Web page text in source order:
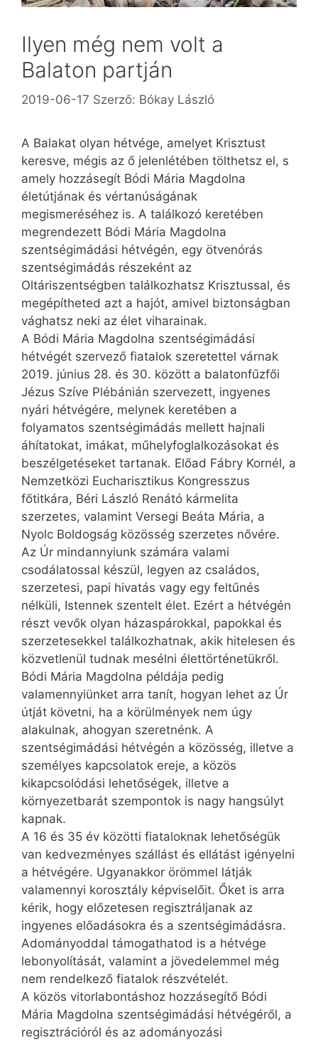
Ilyen még nem volt a
Balaton partján
2019-06-17 Szerző: Bókay László
A Balakat olyan hétvége, amelyet Krisztust
keresve, mégis az ő jelenlétében tölthetsz el, s
amely hozzásegít Bódi Mária Magdolna
életútjának és vértanúságának
megismeréséhez is. A találkozó keretében
megrendezett Bódi Mária Magdolna
szentségimádási hétvégén, egy ötvenórás
szentségimádás részeként az
Oltáriszentségben találkozhatsz Krisztussal, és
megépítheted azt a hajót, amivel biztonságban
vághatsz neki az élet viharainak.
A Bódi Mária Magdolna szentségimádási
hétvégét szervező fiatalok szeretettel várnak
2019. június 28. és 30. között a balatonfűzfői
Jézus Szíve Plébánián szervezett, ingyenes
nyári hétvégére, melynek keretében a
folyamatos szentségimádás mellett hajnali
áhítatokat, imákat, műhelyfoglalkozásokat és
beszélgetéseket tartanak. Előad Fábry Kornél, a
Nemzetközi Eucharisztikus Kongresszus
főtitkára, Béri László Renátó kármelita
szerzetes, valamint Versegi Beáta Mária, a
Nyolc Boldogság közösség szerzetes nővére.
Az Úr mindannyiunk számára valami
csodálatossal készül, legyen az családos,
szerzetesi, papi hivatás vagy egy feltűnés
nélküli, Istennek szentelt élet. Ezért a hétvégén
részt vevők olyan házaspárokkal, papokkal és
szerzetesekkel találkozhatnak, akik hitelesen és
közvetlenül tudnak mesélni élettörténetükről.
Bódi Mária Magdolna példája pedig
valamennyiünket arra tanít, hogyan lehet az Úr
útját követni, ha a körülmények nem úgy
alakulnak, ahogyan szeretnénk. A
szentségimádási hétvégén a közösség, illetve a
személyes kapcsolatok ereje, a közös
kikapcsolódási lehetőségek, illetve a
környezetbarát szempontok is nagy hangsúlyt
kapnak.
A 16 és 35 év közötti fiataloknak lehetőségük
van kedvezményes szállást és ellátást igényelni
a hétvégére. Ugyan­akkor örömmel látják
valamennyi korosztály képviselőit. Őket is arra
kérik, hogy előzetesen regisztráljanak az
ingyenes előadásokra és a szentségimádásra.
Adományoddal támogathatod is a hétvége
lebonyolítását, valamint a jövedelemmel még
nem rendelkező fiatalok részvételét.
A közös vitorlabontáshoz hozzásegítő Bódi
Mária Magdolna szentségimádási hétvégéről, a
regisztrációról és az adományozási